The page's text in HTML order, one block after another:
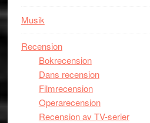
Musik
Recension
Bokrecension
Dans recension
Filmrecension
Operarecension
Recension av TV-serier